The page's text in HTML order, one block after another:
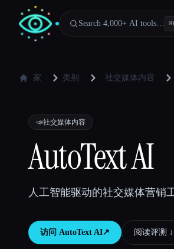
Search 4,000+ AI tools… ⌘
家 类别 社交媒体内容
📣社交媒体内容
AutoText AI
人工智能驱动的社交媒体营销
访问 AutoText AI↗︎ 阅读评测 ↓︎